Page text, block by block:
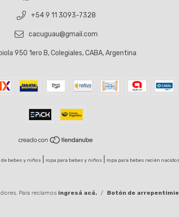
+54 9 11 3093-7328
cacuguau@gmail.com
950 1ero B, Colegiales, CABA, Argentina
de bebes y niños ropa para bebes y niños ropa para bebes recién nacidos
Para reclamos ingresá acá. / Botón de